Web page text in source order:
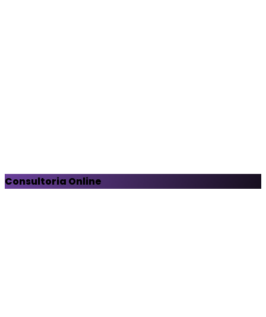
Consultoria Online